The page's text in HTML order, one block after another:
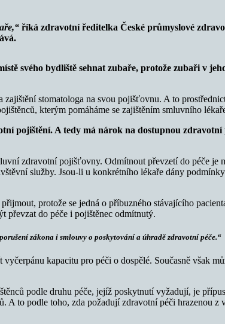
říká zdravotní ředitelka České průmyslové
svého bydliště sehnat zubaře, protože zubaři v
stomatologa na svou pojišťovnu. A to
kterým pomáháme se zajištěním smluvního
pojištění. A tedy má nárok na dostupnou zdravotní
zdravotní pojišťovny. Odmítnout převzetí do péče je
služby. Jsou-li u konkrétního lékaře dány
protože se jedná o příbuzného stávajícího
převzat do péče i pojištěnec odmítnutý.
zákona i smlouvy o poskytování a úhradě zdravotní péče.“
kapacitu pro péči o dospělé. Současně však
podle druhu péče, jejíž poskytnutí vyžadují, je
to podle toho, zda požadují zdravotní péči hrazenou